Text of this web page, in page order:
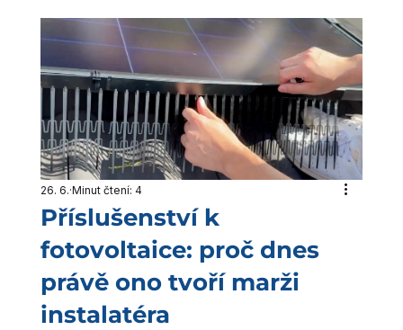
Příslušenství k
fotovoltaice: proč dnes
právě ono tvoří marži
instalatéra
26. 6. Minut čtení: 4